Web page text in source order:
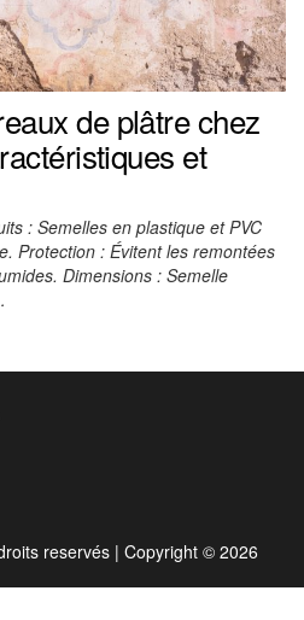
de plâtre chez
et
: Semelles en plastique et PVC
Protection : Évitent les remontées
Dimensions : Semelle
reservés | Copyright © 2026